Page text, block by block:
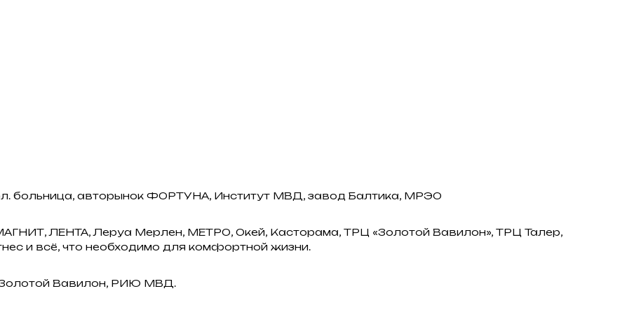
больница, авторынок ФОРТУНА, Институт МВД, завод Балтика, МРЭО
ЛЕНТА, Леруа Мерлен, МЕТРО, Окей, Касторама, ТРЦ «Золотой Вавилон», ТРЦ Талер,
и всё, что необходимо для комфортной жизни.
Золотой Вавилон, РИЮ МВД.